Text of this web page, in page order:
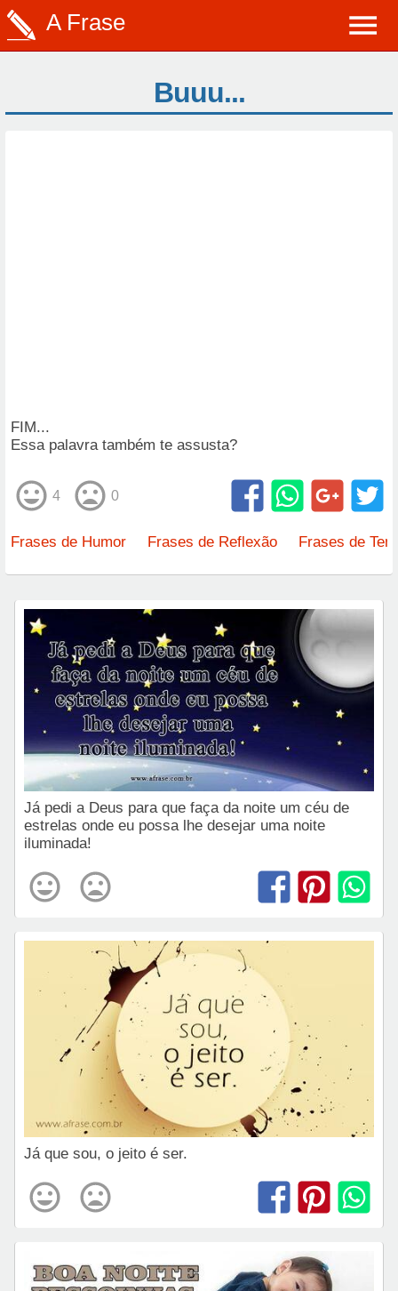
A Frase
Buuu...
FIM...
Essa palavra também te assusta?
4 0
Frases de Humor Frases de Reflexão Frases de
Já pedi a Deus para que faça da noite um céu de
estrelas onde eu possa lhe desejar uma noite
iluminada!
Já que sou, o jeito é ser.